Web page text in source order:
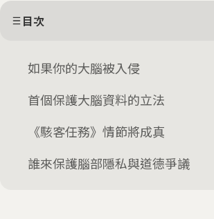
目次
如果你的大腦被入侵
首個保護大腦資料的立法
《駭客任務》情節將成真
誰來保護腦部隱私與道德爭議